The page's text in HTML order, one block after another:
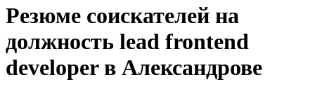
Резюме соискателей на
должность lead frontend
developer в Александрове